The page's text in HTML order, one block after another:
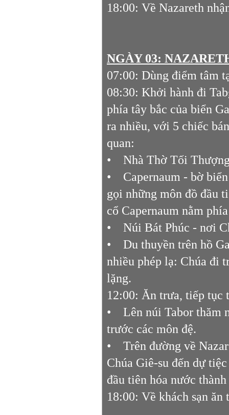
18:00: Về Nazareth
NGÀY 03:
07:00: Dùng điểm tâm
08:30: Khởi hành đi
phía tây bắc của biển
ra nhiều, với 5 chiếc
quan:
• Nhà Thờ Tối Thượng
• Capernaum - bờ biển
gọi những môn đồ đầu
cổ Capernaum nằm
• Núi Bát Phúc - nơi
• Du thuyền trên hồ
nhiều phép lạ: Chúa đi
lặng.
12:00: Ăn trưa, tiếp tục
• Lên núi Tabor thăm
trước các môn đệ.
• Trên đường về
Chúa Giê-su đến dự
đầu tiên hóa nước
18:00: Về khách sạn